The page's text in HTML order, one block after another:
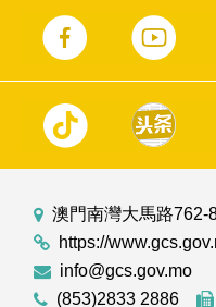
澳門南灣大馬路762-
https://
info@gcs.gov.mo
(853)2833 2886